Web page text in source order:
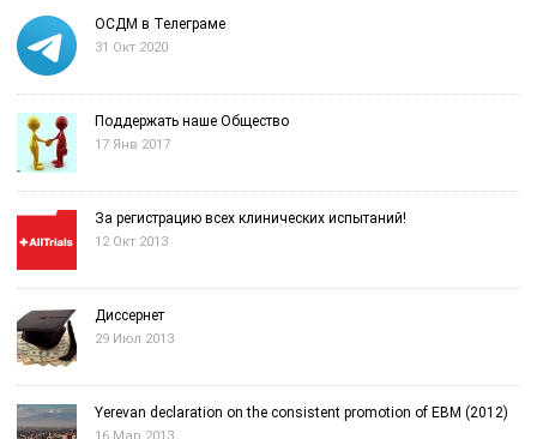
ОСДМ в Телеграме
31 Окт 2020
Поддержать наше Общество
17 Янв 2017
За регистрацию всех клинических испытаний!
12 Окт 2013
Диссернет
29 Июл 2013
Yerevan declaration on the consistent promotion of EBM (2012)